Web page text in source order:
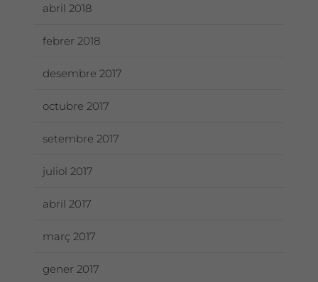
abril 2018
febrer 2018
desembre 2017
octubre 2017
setembre 2017
juliol 2017
abril 2017
març 2017
gener 2017